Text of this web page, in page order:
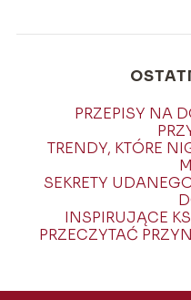
PRZEPISY NA
TRENDY, KTÓRE
SEKRETY
INSPIRUJĄCE
PRZECZYTAĆ